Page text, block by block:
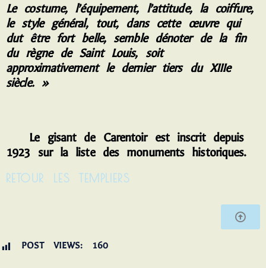
Le costume, l’équipement, l’attitude, la coiffure,
le style général, tout, dans cette œuvre qui
dut être fort belle, semble dénoter de la fin
du règne de Saint Louis, soit
approximativement le dernier tiers du XIIIe
siècle. »
Le gisant de Carentoir est inscrit depuis
1923 sur la liste des monuments historiques.
RETOUR LES TEMPLIERS
POST VIEWS: 160